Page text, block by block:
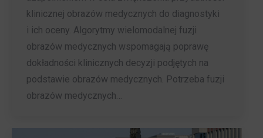
klinicznej obrazów medycznych do diagnostyki
i ich oceny. Algorytmy wielomodalnej fuzji
obrazów medycznych wspomagają poprawę
dokładności klinicznych decyzji podjętych na
podstawie obrazów medycznych. Potrzeba fuzji
obrazów medycznych…